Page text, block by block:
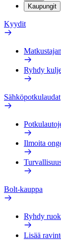
Kaupungit
Kyydit
Ryhdy
Sähköpotkulaudat
Ilmoita
Bolt-kauppa
Ryhdy
Lisää